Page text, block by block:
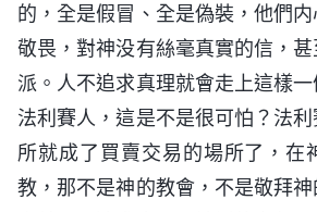
的，全是假冒、全是偽裝，他們
敬畏，對神没有絲毫真實的信，
派。人不追求真理就會走上這樣
法利賽人，這是不是很可怕？法
所就成了買賣交易的場所了，在
教，那不是神的教會，不是敬拜神